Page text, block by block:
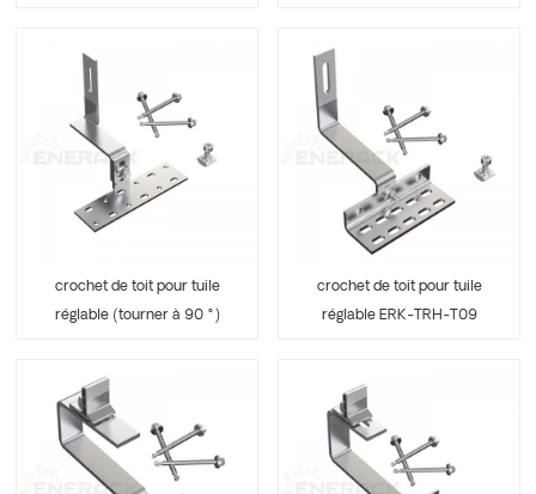
crochet de toit pour tuile
réglable (tourner à 90 °)
crochet de toit pour tuile
réglable ERK-TRH-T09